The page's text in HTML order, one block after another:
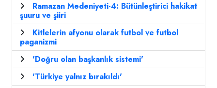
Ramazan Medeniyeti-4: Bütünleştirici hakikat
şuuru ve şiiri
Kitlelerin afyonu olarak futbol ve futbol
paganizmi
'Doğru olan başkanlık sistemi'
'Türkiye yalnız bırakıldı'